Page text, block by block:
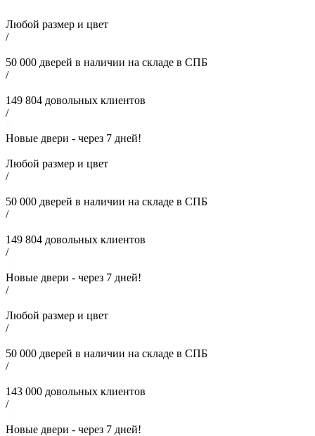
Любой размер и цвет
/
50 000 дверей в наличии на складе в СПБ
/
149 804 довольных клиентов
/
Новые двери - через 7 дней!
Любой размер и цвет
/
50 000 дверей в наличии на складе в СПБ
/
149 804 довольных клиентов
/
Новые двери - через 7 дней!
/
Любой размер и цвет
/
50 000 дверей в наличии на складе в СПБ
/
143 000 довольных клиентов
/
Новые двери - через 7 дней!